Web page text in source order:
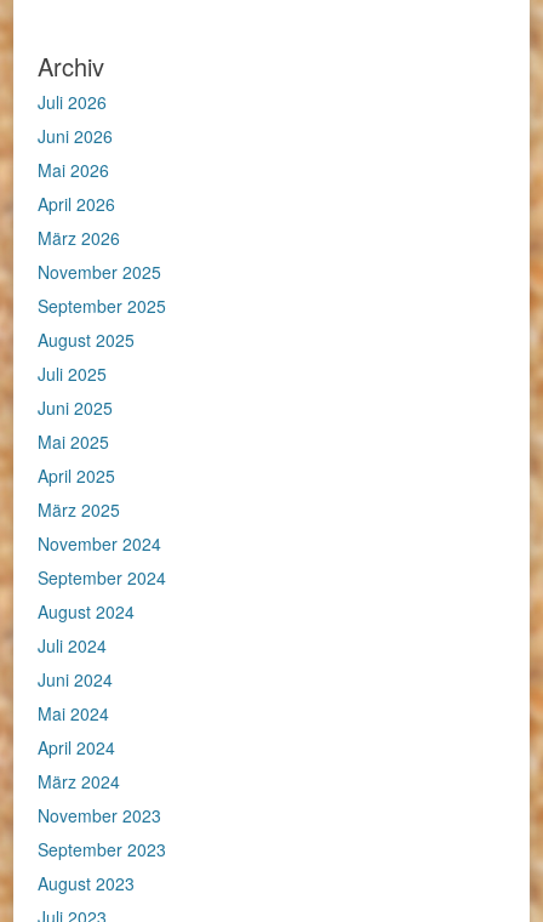
Archiv
Juli 2026
Juni 2026
Mai 2026
April 2026
März 2026
November 2025
September 2025
August 2025
Juli 2025
Juni 2025
Mai 2025
April 2025
März 2025
November 2024
September 2024
August 2024
Juli 2024
Juni 2024
Mai 2024
April 2024
März 2024
November 2023
September 2023
August 2023